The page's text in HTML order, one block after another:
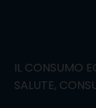
IL CONSUMO
SALUTE,